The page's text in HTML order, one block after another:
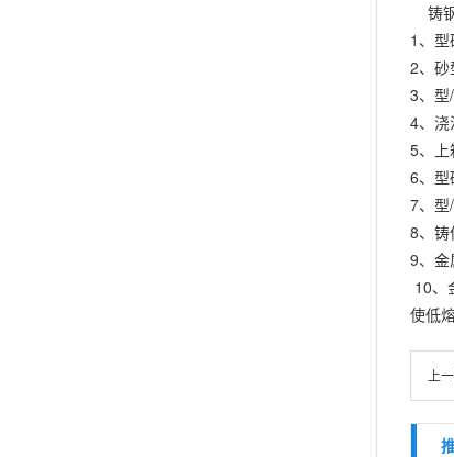
铸
1、
2、
3、
4、
5、
6、
7、
8、
9、金
10、
使低
上